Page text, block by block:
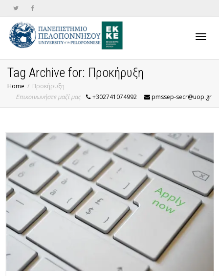
Tag Archive for: Προκήρυξη
Home
Προκήρυξη
Επικοινωνήστε μαζί μας
+302741074992 pmssep-secr@uop.gr